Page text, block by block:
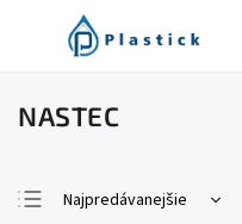
NASTEC
Najpredávanejšie